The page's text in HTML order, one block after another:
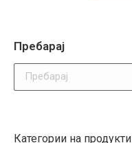
Пребарај
Категории на продукти